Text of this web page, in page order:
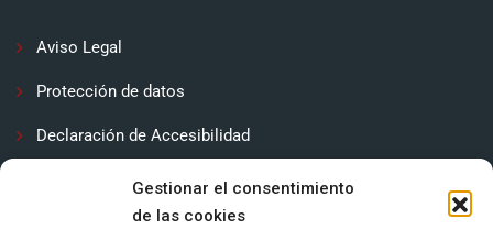
Gestionar el consentimiento
de las cookies
Aviso Legal
Protección de datos
Declaración de Accesibilidad
Política de cookies (UE)